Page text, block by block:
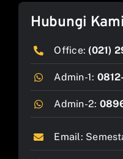
Hubungi Kami
Office: (021)
Admin-1:
Admin-2:
Email: